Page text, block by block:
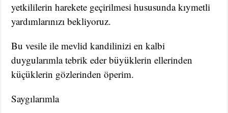
yetkililerin harekete geçirilmesi hususunda kıymetli
yardımlarınızı bekliyoruz.
Bu vesile ile mevlid kandilinizi en kalbi
duygularımla tebrik eder büyüklerin ellerinden
küçüklerin gözlerinden öperim.
Saygılarımla